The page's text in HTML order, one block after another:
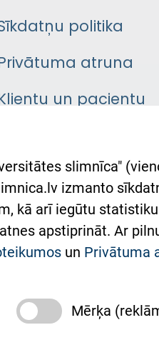
politika
atruna
un pacientu
Austrumu slimnīcas
Ukrainai
Східної
співпраця з
slimnīca"
izmanto
kā arī iegūtu
apstiprināt. Ar
un Privātuma
Mērķa